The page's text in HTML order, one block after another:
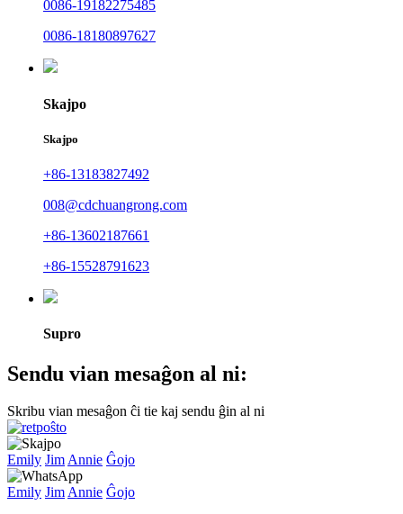
0086-19182275485
0086-18180897627
Skajpo
Skajpo
+86-13183827492
008@cdchuangrong.com
+86-13602187661
+86-15528791623
Supro
Sendu vian mesaĝon al ni:
Skribu vian mesaĝon ĉi tie kaj sendu ĝin al ni
Emily JimAnnie Ĝojo
Emily JimAnnie Ĝojo